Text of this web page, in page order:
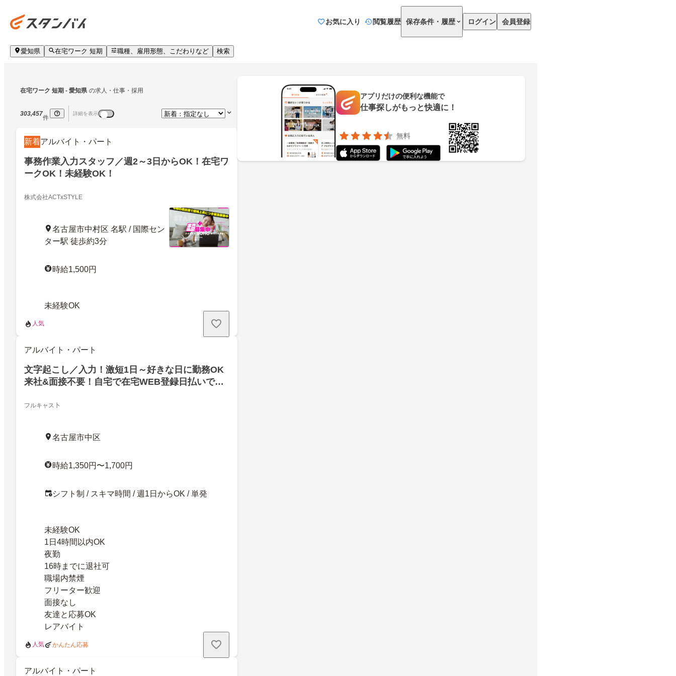
お気に入り 閲覧履歴 保存条件・履歴 ログイン 会員登録
愛知県 在宅ワーク 短期 職種、雇用形態、こだわりなど 検索
在宅ワーク 短期 - 愛知県 の求人・仕事・採用
303,457
件
詳細を表示
新着アルバイト・パート
事務作業入力スタッフ／週2～3日からOK！在宅ワ
ークOK！未経験OK！
株式会社ACTxSTYLE
名古屋市中村区 名駅 / 国際セン
ター駅 徒歩約3分
時給1,500円
未経験OK
人気
アルバイト・パート
文字起こし／入力！激短1日～好きな日に勤務OK
来社&面接不要！自宅で在宅WEB登録日払いで急
フルキャス卜
名古屋市中区
時給1,350円〜1,700円
シフト制 / スキマ時間 / 週1日からOK / 単発
未経験OK
1日4時間以内OK
夜勤
16時までに退社可
職場内禁煙
フリーター歓迎
面接なし
友達と応募OK
レアバイト
人気 かんたん応募
アルバイト・パート
アプリだけの便利な機能で
仕事探しがもっと快適に！
無料